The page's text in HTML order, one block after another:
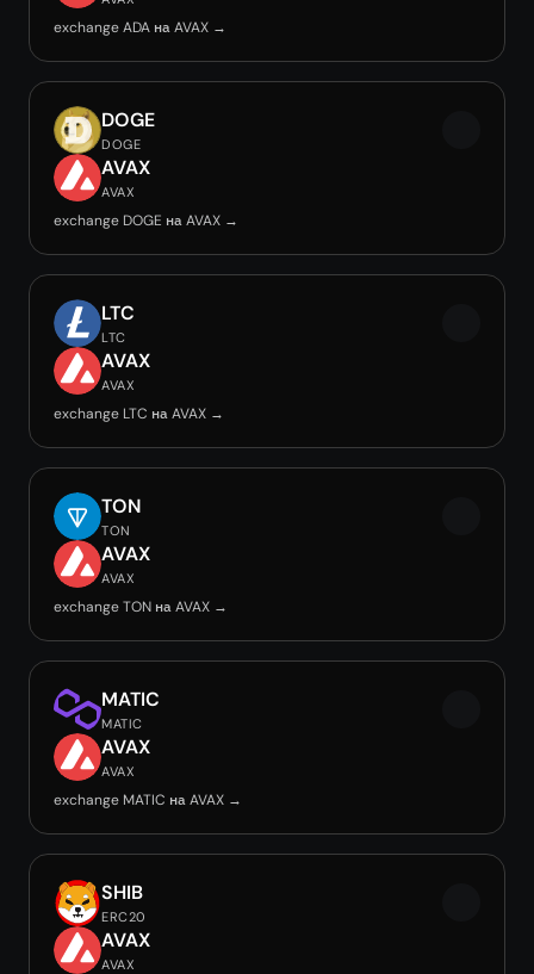
exchange ADA на AVAX →
DOGE
DOGE
AVAX
AVAX
exchange DOGE на AVAX →
LTC
LTC
AVAX
AVAX
exchange LTC на AVAX →
TON
TON
AVAX
AVAX
exchange TON на AVAX →
MATIC
MATIC
AVAX
AVAX
exchange MATIC на AVAX →
SHIB
ERC20
AVAX
AVAX